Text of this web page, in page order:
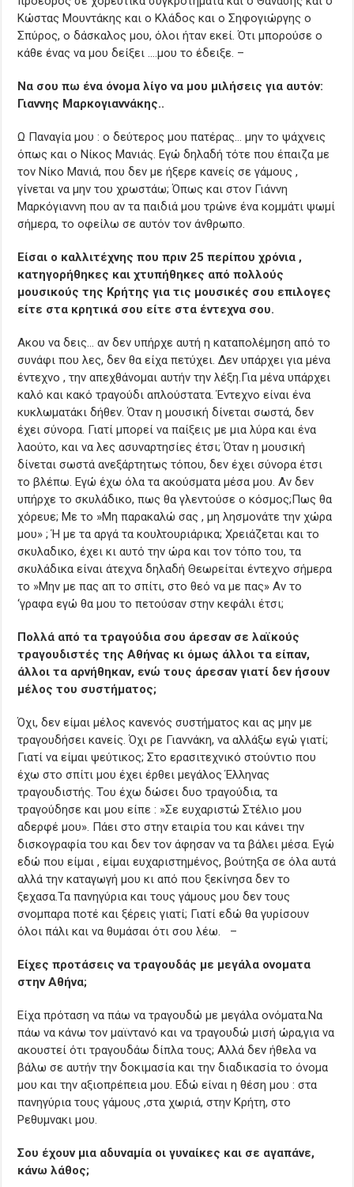
Κώστας Μουντάκης και ο Κλάδος και ο Σηφογιώργης ο
Σπύρος, ο δάσκαλος μου, όλοι ήταν εκεί. Ότι μπορούσε ο
κάθε ένας να μου δείξει ….μου το έδειξε. –
Να σου πω ένα όνομα λίγο να μου μιλήσεις για αυτόν:
Γιαννης Μαρκογιαννάκης..
Ω Παναγία μου : ο δεύτερος μου πατέρας… μην το ψάχνεις
όπως και ο Νίκος Μανιάς. Εγώ δηλαδή τότε που έπαιζα με
τον Νίκο Μανιά, που δεν με ήξερε κανείς σε γάμους ,
γίνεται να μην του χρωστάω; Όπως και στον Γιάννη
Μαρκόγιαννη που αν τα παιδιά μου τρώνε ένα κομμάτι ψωμί
σήμερα, το οφείλω σε αυτόν τον άνθρωπο.
Είσαι ο καλλιτέχνης που πριν 25 περίπου χρόνια ,
κατηγορήθηκες και χτυπήθηκες από πολλούς
μουσικούς της Κρήτης για τις μουσικές σου επιλογες
είτε στα κρητικά σου είτε στα έντεχνα σου.
Ακου να δεις… αν δεν υπήρχε αυτή η καταπολέμηση από το
συνάφι που λες, δεν θα είχα πετύχει. Δεν υπάρχει για μένα
έντεχνο , την απεχθάνομαι αυτήν την λέξη.Για μένα υπάρχει
καλό και κακό τραγούδι απλούστατα. Έντεχνο είναι ένα
κυκλωματάκι δήθεν. Όταν η μουσική δίνεται σωστά, δεν
έχει σύνορα. Γιατί μπορεί να παίξεις με μια λύρα και ένα
λαούτο, και να λες ασυναρτησίες έτσι; Όταν η μουσική
δίνεται σωστά ανεξάρτητως τόπου, δεν έχει σύνορα έτσι
το βλέπω. Εγώ έχω όλα τα ακούσματα μέσα μου. Αν δεν
υπήρχε το σκυλάδικο, πως θα γλεντούσε ο κόσμος;Πως θα
χόρευε; Με το »Μη παρακαλώ σας , μη λησμονάτε την χώρα
μου» ; Ή με τα αργά τα κουλτουριάρικα; Χρειάζεται και το
σκυλαδικο, έχει κι αυτό την ώρα και τον τόπο του, τα
σκυλάδικα είναι άτεχνα δηλαδή Θεωρείται έντεχνο σήμερα
το »Μην με πας απ το σπίτι, στο θεό να με πας» Αν το
‘γραφα εγώ θα μου το πετούσαν στην κεφάλι έτσι;
Πολλά από τα τραγούδια σου άρεσαν σε λαϊκούς
τραγουδιστές της Αθήνας κι όμως άλλοι τα είπαν,
άλλοι τα αρνήθηκαν, ενώ τους άρεσαν γιατί δεν ήσουν
μέλος του συστήματος;
Όχι, δεν είμαι μέλος κανενός συστήματος και ας μην με
τραγουδήσει κανείς. Όχι ρε Γιαννάκη, να αλλάξω εγώ γιατί;
Γιατί να είμαι ψεύτικος; Στο ερασιτεχνικό στούντιο που
έχω στο σπίτι μου έχει έρθει μεγάλος Έλληνας
τραγουδιστής. Του έχω δώσει δυο τραγούδια, τα
τραγούδησε και μου είπε : »Σε ευχαριστώ Στέλιο μου
αδερφέ μου». Πάει στο στην εταιρία του και κάνει την
δισκογραφία του και δεν τον άφησαν να τα βάλει μέσα. Εγώ
εδώ που είμαι , είμαι ευχαριστημένος, βούτηξα σε όλα αυτά
αλλά την καταγωγή μου κι από που ξεκίνησα δεν το
ξεχασα.Τα πανηγύρια και τους γάμους μου δεν τους
σνομπαρα ποτέ και ξέρεις γιατί; Γιατί εδώ θα γυρίσουν
όλοι πάλι και να θυμάσαι ότι σου λέω. –
Είχες προτάσεις να τραγουδάς με μεγάλα ονοματα
στην Αθήνα;
Είχα πρόταση να πάω να τραγουδώ με μεγάλα ονόματα.Να
πάω να κάνω τον μαϊντανό και να τραγουδώ μισή ώρα,για να
ακουστεί ότι τραγουδάω δίπλα τους; Αλλά δεν ήθελα να
βάλω σε αυτήν την δοκιμασία και την διαδικασία το όνομα
μου και την αξιοπρέπεια μου. Εδώ είναι η θέση μου : στα
πανηγύρια τους γάμους ,στα χωριά, στην Κρήτη, στο
Ρεθυμνακι μου.
Σου έχουν μια αδυναμία οι γυναίκες και σε αγαπάνε,
κάνω λάθος;